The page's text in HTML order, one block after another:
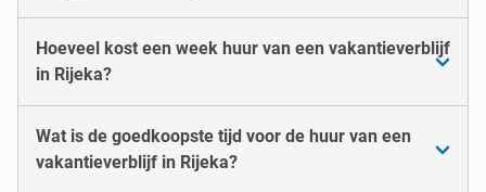
Hoeveel kost een week huur van een vakantieverblijf
in Rijeka?
Wat is de goedkoopste tijd voor de huur van een
vakantieverblijf in Rijeka?